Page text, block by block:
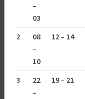
–
03
2
08
–
10
12 – 14
3
22
–
19 – 21